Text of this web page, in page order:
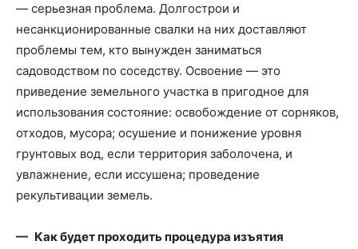
— серьезная проблема. Долгострои и
несанкционированные свалки на них доставляют
проблемы тем, кто вынужден заниматься
садоводством по соседству. Освоение — это
приведение земельного участка в пригодное для
использования состояние: освобождение от сорняков,
отходов, мусора; осушение и понижение уровня
грунтовых вод, если территория заболочена, и
увлажнение, если иссушена; проведение
рекультивации земель.
— Как будет проходить процедура изъятия